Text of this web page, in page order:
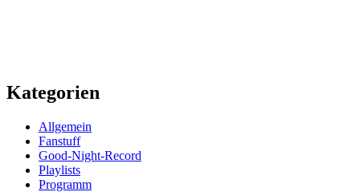
Kategorien
Allgemein
Fanstuff
Good-Night-Record
Playlists
Programm